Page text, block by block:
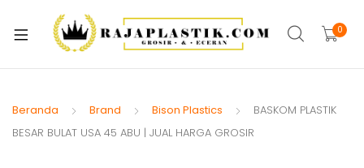
0
Beranda Brand Bison Plastics
BASKOM PLASTIK
BESAR BULAT USA 45 ABU | JUAL HARGA GROSIR